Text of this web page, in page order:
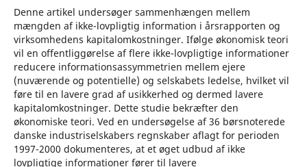
Denne artikel undersøger sammenhængen mellem
mængden af ikke-lovpligtig information i årsrapporten og
virksomhedens kapitalomkostninger. Ifølge økonomisk teori
vil en offentliggørelse af flere ikke-lovpligtige informationer
reducere informationsassymmetrien mellem ejere
(nuværende og potentielle) og selskabets ledelse, hvilket vil
føre til en lavere grad af usikkerhed og dermed lavere
kapitalomkostninger. Dette studie bekræfter den
økonomiske teori. Ved en undersøgelse af 36 børsnoterede
danske industriselskabers regnskaber aflagt for perioden
1997-2000 dokumenteres, at et øget udbud af ikke
lovpligtige informationer fører til lavere